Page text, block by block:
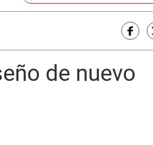
de nuevo